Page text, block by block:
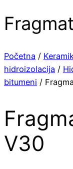
Početna /
hidroizolacija /
bitumeni /
V30